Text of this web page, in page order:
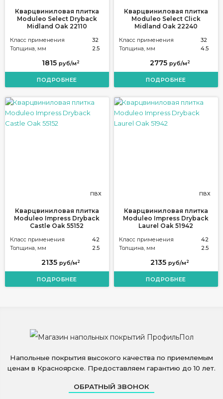
Кварцвиниловая плитка
Moduleo Select Dryback
Midland Oak 22110
Класс применения
32
Толщина, мм
2.5
1815 руб/м 2
ПОДРОБНЕЕ
Кварцвиниловая плитка
Moduleo Select Click
Midland Oak 22240
Класс применения
32
Толщина, мм
4.5
2775 руб/м 2
ПОДРОБНЕЕ
ПВХ
Кварцвиниловая плитка
Moduleo Impress Dryback
Castle Oak 55152
Класс применения
42
Толщина, мм
2.5
2135 руб/м 2
ПОДРОБНЕЕ
ПВХ
Кварцвиниловая плитка
Moduleo Impress Dryback
Laurel Oak 51942
Класс применения
42
Толщина, мм
2.5
2135 руб/м 2
ПОДРОБНЕЕ
Напольные покрытия высокого качества по приемлемым
ценам в Красноярске. Предоставляем гарантию до 10 лет.
ОБРАТНЫЙ ЗВОНОК